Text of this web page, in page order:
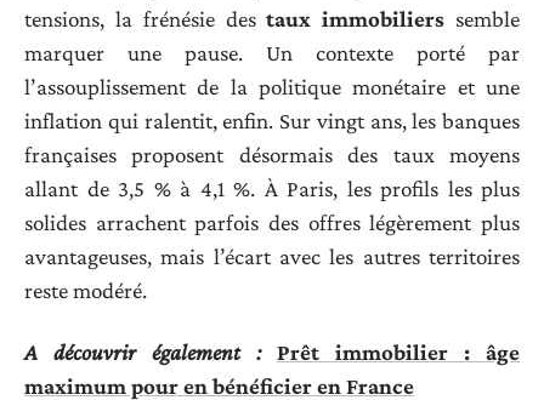
tensions, la frénésie destaux immobiliers semble
marquer une pause. Un contexte porté par
l’assouplissement de la politique monétaire et une
inflation qui ralentit, enfin. Sur vingt ans, les banques
françaises proposent désormais des taux moyens
allant de 3,5 % à 4,1 %. À Paris, les profils les plus
solides arrachent parfois des offres légèrement plus
avantageuses, mais l’écart avec les autres territoires
reste modéré.
A découvrir également :
Prêt immobilier : âge
maximum pour en bénéficier en France